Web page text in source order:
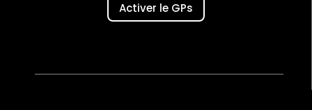
Activer le GPs